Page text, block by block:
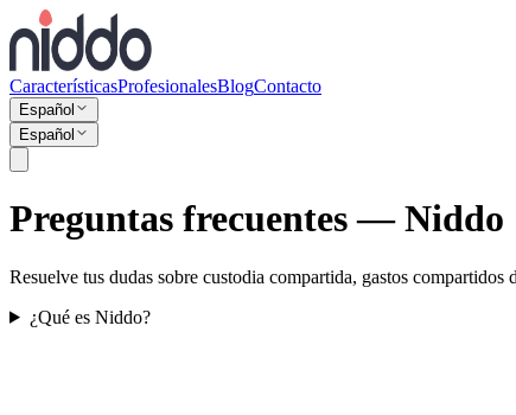
CaracterísticasProfesionalesBlogContacto
Español
Español
Preguntas frecuentes — Niddo
Resuelve tus dudas sobre custodia compartida, gastos
¿Qué es Niddo?